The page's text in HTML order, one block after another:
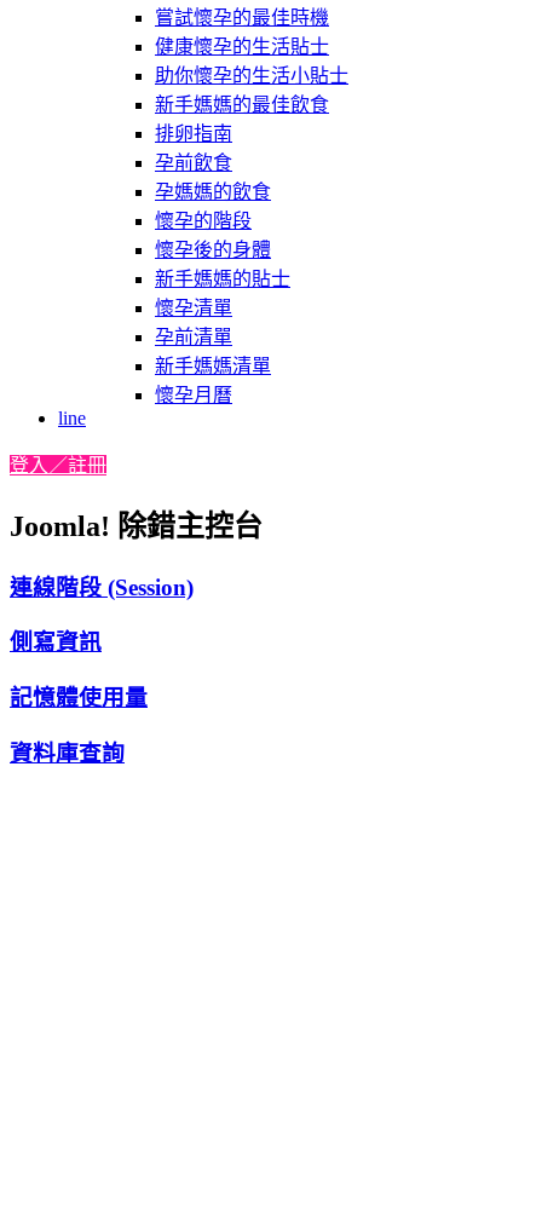
嘗試懷孕的最佳時機
健康懷孕的生活貼士
助你懷孕的生活小貼士
新手媽媽的最佳飲食
排卵指南
孕前飲食
孕媽媽的飲食
懷孕的階段
懷孕後的身體
新手媽媽的貼士
懷孕清單
孕前清單
新手媽媽清單
懷孕月曆
line
登入／註冊
Joomla! 除錯主控台
連線階段 (Session)
側寫資訊
記憶體使用量
資料庫查詢